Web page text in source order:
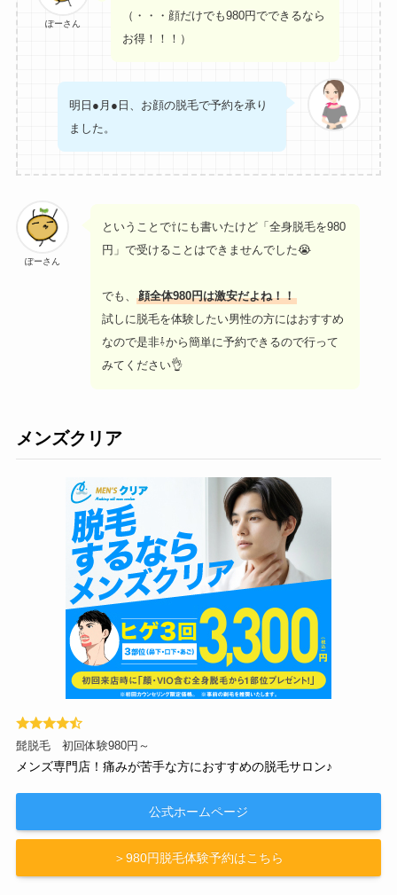
ぽーさん
（・・・顔だけでも980円でできるなら
お得！！！）
明日●月●日、お顔の脱毛で予約を承り
ました。
ぽーさん
ということで⇧にも書いたけど「全身脱毛を980
円」で受けることはできませんでした😭
でも、顔全体980円は激安だよね！！
試しに脱毛を体験したい男性の方にはおすすめ
なので是非⇩から簡単に予約できるので行って
みてください👌
メンズクリア
髭脱毛 初回体験980円～
メンズ専門店！痛みが苦手な方におすすめの脱毛サロン♪
公式ホームページ
＞980円脱毛体験予約はこちら